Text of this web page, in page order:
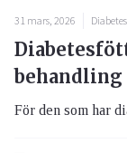
31 mars, 2026 Diabetes
behandling
För den som har